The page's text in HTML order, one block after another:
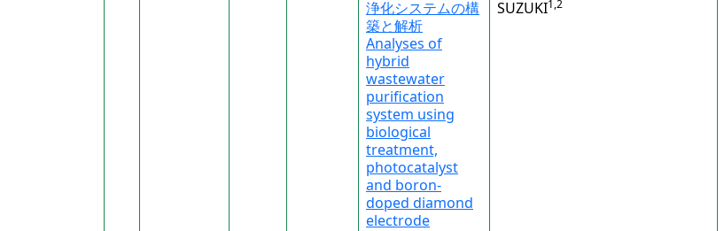
浄化システムの構
築と解析
Analyses of
hybrid
wastewater
purification
system using
biological
treatment,
photocatalyst
and boron-
doped diamond
electrode
SUZUKI1,2